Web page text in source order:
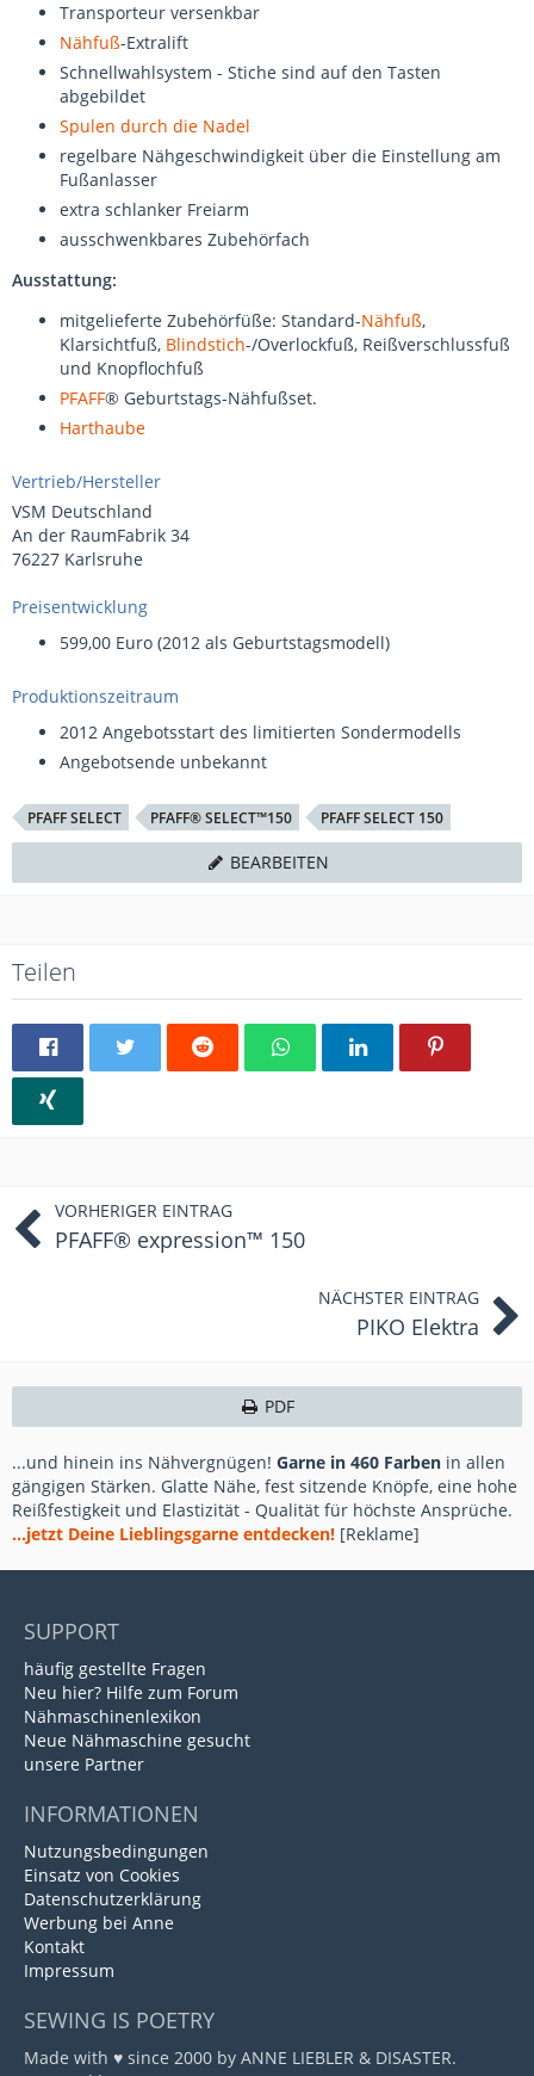
Transporteur versenkbar
Nähfuß-Extralift
Schnellwahlsystem - Stiche sind auf den Tasten
abgebildet
Spulen durch die Nadel
regelbare Nähgeschwindigkeit über die Einstellung am
Fußanlasser
extra schlanker Freiarm
ausschwenkbares Zubehörfach
Ausstattung:
mitgelieferte Zubehörfüße: Standard-Nähfuß,
Klarsichtfuß, Blindstich-/Overlockfuß, Reißverschlussfuß
und Knopflochfuß
PFAFF® Geburtstags-Nähfußset.
Harthaube
Vertrieb/Hersteller
VSM Deutschland
An der RaumFabrik 34
76227 Karlsruhe
Preisentwicklung
599,00 Euro (2012 als Geburtstagsmodell)
Produktionszeitraum
2012 Angebotsstart des limitierten Sondermodells
Angebotsende unbekannt
PFAFF SELECT PFAFF® SELECT™150 PFAFF SELECT 150
BEARBEITEN
Teilen
VORHERIGER EINTRAG
PFAFF® expression™ 150
NÄCHSTER EINTRAG
PIKO Elektra
PDF
...und hinein ins Nähvergnügen! Garne in 460 Farben in allen
gängigen Stärken. Glatte Nähe, fest sitzende Knöpfe, eine hohe
Reißfestigkeit und Elastizität - Qualität für höchste Ansprüche.
...jetzt Deine Lieblingsgarne entdecken! [Reklame]
SUPPORT
häufig gestellte Fragen
Neu hier? Hilfe zum Forum
Nähmaschinenlexikon
Neue Nähmaschine gesucht
unsere Partner
INFORMATIONEN
Nutzungsbedingungen
Einsatz von Cookies
Datenschutzerklärung
Werbung bei Anne
Kontakt
Impressum
SEWING IS POETRY
Made with ♥ since 2000 by ANNE LIEBLER & DISASTER.